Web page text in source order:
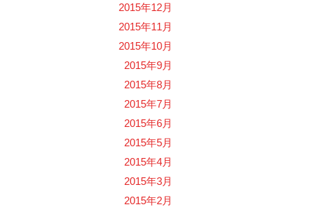
2015年12月
2015年11月
2015年10月
2015年9月
2015年8月
2015年7月
2015年6月
2015年5月
2015年4月
2015年3月
2015年2月